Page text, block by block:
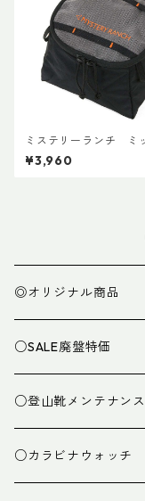
ミステリーランチ ミ
ンパッキングキューブ
ック
¥3,960
◎オリジナル商品
○SALE廃盤特価
○登山靴メンテナンス
○カラビナウォッチ